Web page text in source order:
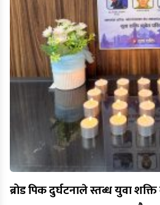
ब्रोड पिक दुर्घटनाले स्तब्ध युवा